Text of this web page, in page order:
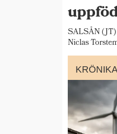
SALSÅN
Niclas
KRÖNIKA